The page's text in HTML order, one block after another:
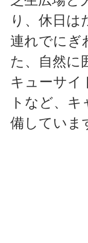
り、休日は
連れでにぎ
た、自然に
キューサイ
トなど、
備していま